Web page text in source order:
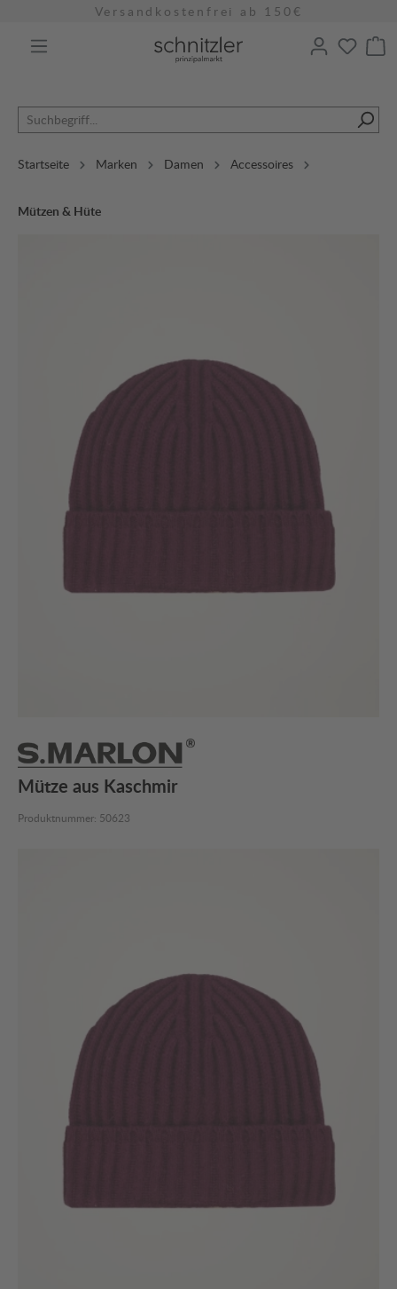
Versandkostenfrei ab 150€
Startseite Marken Damen Accessoires
Mützen & Hüte
Mütze aus Kaschmir
Produktnummer: 50623